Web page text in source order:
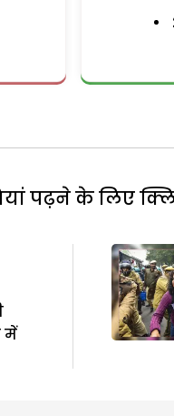
पढ़ने के लिए
में